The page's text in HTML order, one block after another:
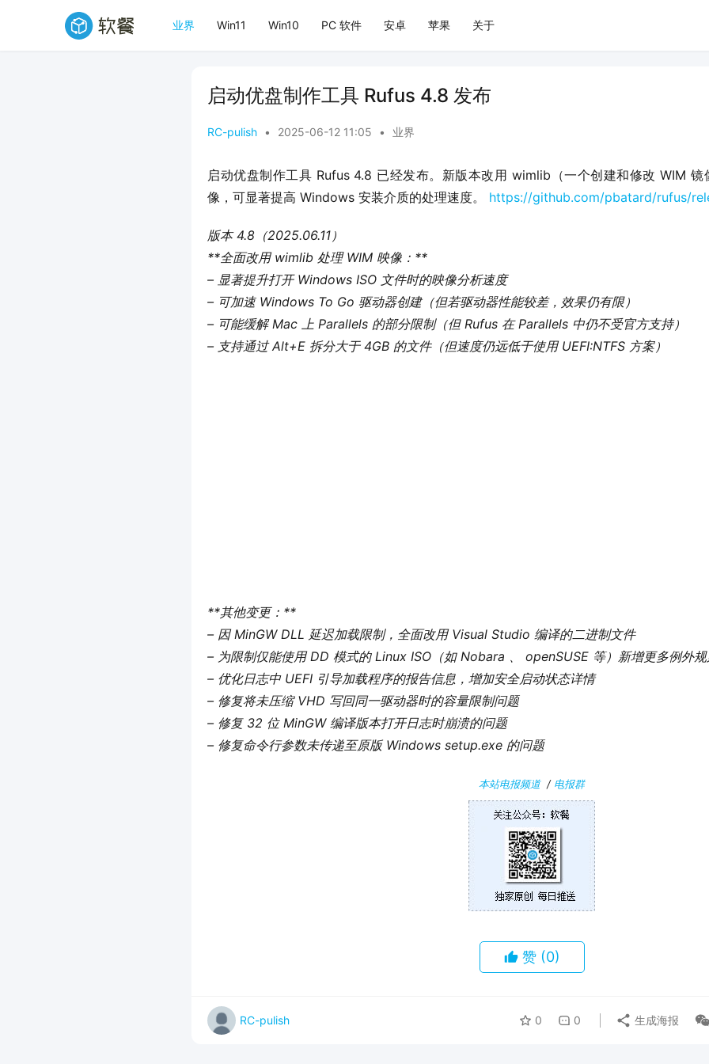
业界 Win11 Win10 PC 软件 安卓 苹果 关于
启动优盘制作工具 Rufus 4.8 发布
RC-pulish • 2025-06-12 11:05 • 业界
启动优盘制作工具 Rufus 4.8 已经发布。新版本改用 wimlib（一个创建和修改 WIM
像，可显著提高 Windows 安装介质的处理速度。 https://github.com/pbatard/rufus/
版本 4.8（2025.06.11）
**全面改用 wimlib 处理 WIM 映像：**
– 显著提升打开 Windows ISO 文件时的映像分析速度
– 可加速 Windows To Go 驱动器创建（但若驱动器性能较差，效果仍有限）
– 可能缓解 Mac 上 Parallels 的部分限制（但 Rufus 在 Parallels 中仍不受官方支持）
– 支持通过 Alt+E 拆分大于 4GB 的文件（但速度仍远低于使用 UEFI:NTFS 方案）
**其他变更：**
– 因 MinGW DLL 延迟加载限制，全面改用 Visual Studio 编译的二进制文件
– 为限制仅能使用 DD 模式的 Linux ISO（如 Nobara 、 openSUSE 等）新增更多例外
– 优化日志中 UEFI 引导加载程序的报告信息，增加安全启动状态详情
– 修复将未压缩 VHD 写回同一驱动器时的容量限制问题
– 修复 32 位 MinGW 编译版本打开日志时崩溃的问题
– 修复命令行参数未传递至原版 Windows setup.exe 的问题
本站电报频道/ 电报群
赞 (0)
RC-pulish 0 0 生成海报